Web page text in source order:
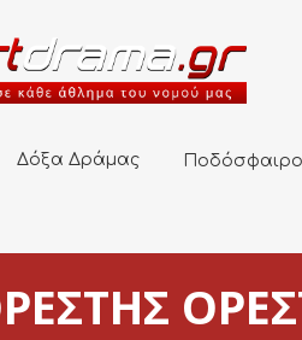
Δόξα Δράμας Ποδόσφαιρο